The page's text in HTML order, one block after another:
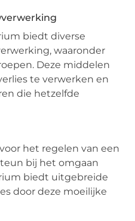
biedt diverse
waaronder
Deze middelen
te verwerken en
die hetzelfde
het regelen van een
bij het omgaan
biedt uitgebreide
door deze moeilijke